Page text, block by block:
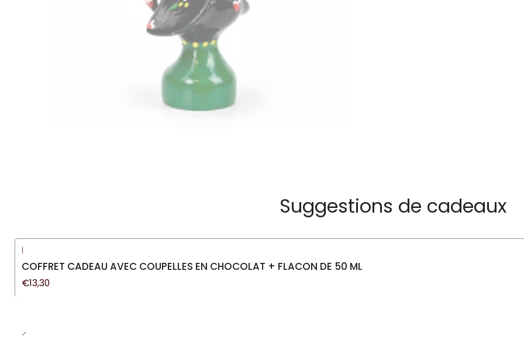
Suggestions de cadeaux
|
COFFRET CADEAU AVEC COUPELLES EN CHOCOLAT + FLACON DE 50 ML
€13,30